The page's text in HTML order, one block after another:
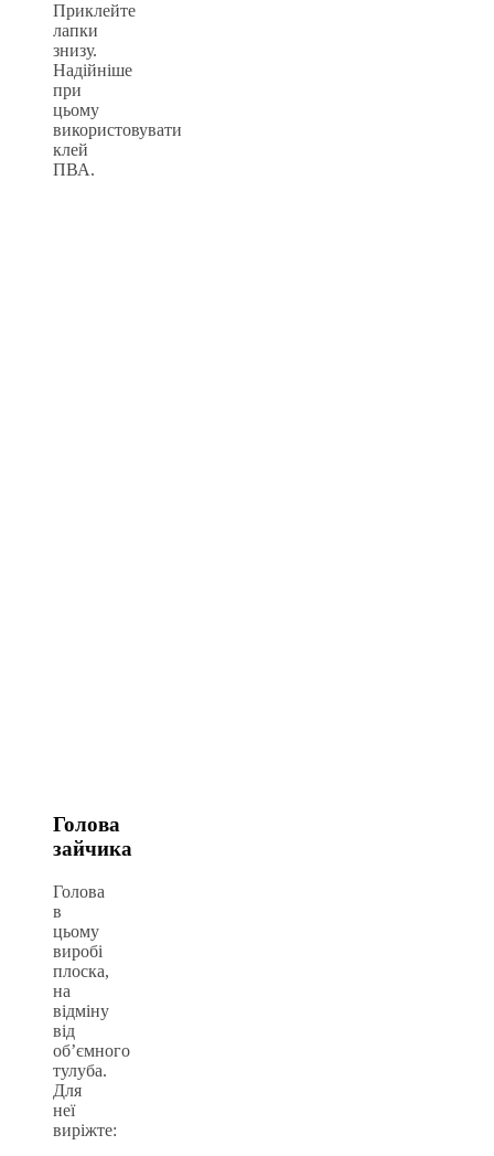
Приклейте
лапки
знизу.
Надійніше
при
цьому
використовувати
клей
ПВА.
Голова
зайчика
Голова
в
цьому
виробі
плоска,
на
відміну
від
об’ємного
тулуба.
Для
неї
виріжте: